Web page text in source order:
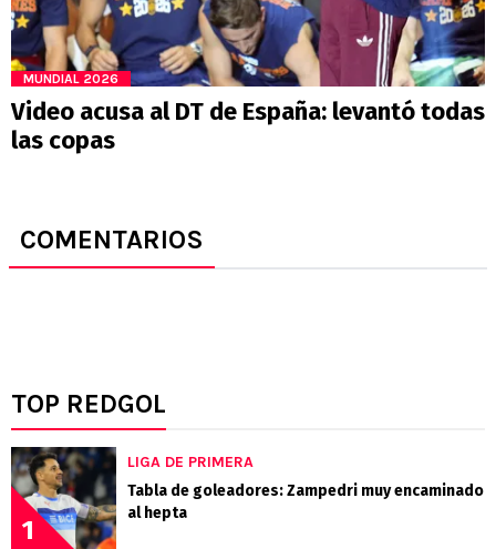
MUNDIAL 2026
Video acusa al DT de España: levantó todas
las copas
COMENTARIOS
TOP REDGOL
1
LIGA DE PRIMERA
Tabla de goleadores: Zampedri muy encaminado
al hepta